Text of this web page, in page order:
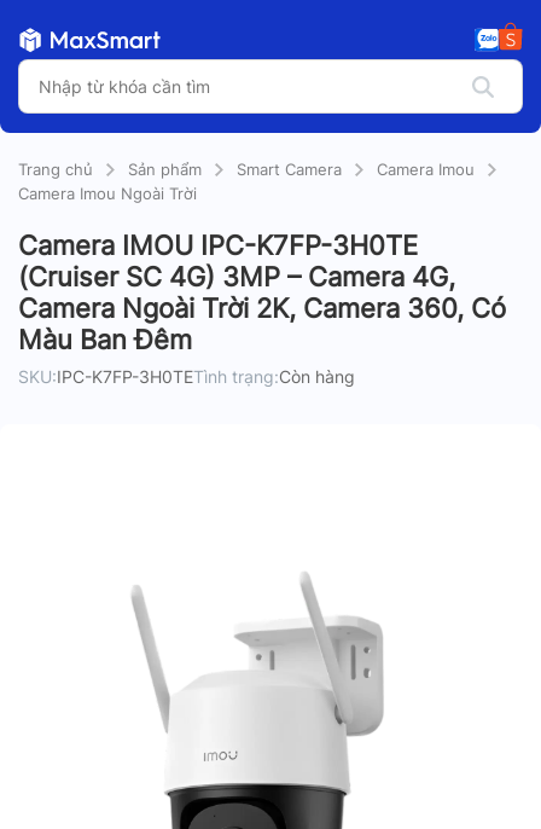
Trang chủ Sản phẩm Smart Camera
Camera Imou
Camera Imou Ngoài Trời
Camera IMOU IPC-K7FP-3H0TE
(Cruiser SC 4G) 3MP – Camera 4G,
Camera Ngoài Trời 2K, Camera 360, Có
Màu Ban Đêm
SKU:IPC-K7FP-3H0TETình trạng:Còn hàng